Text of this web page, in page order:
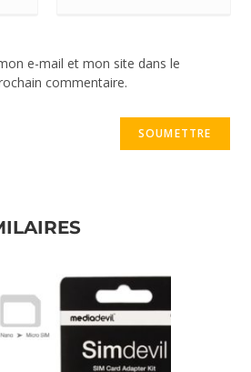
e-mail et mon site dans le
commentaire.